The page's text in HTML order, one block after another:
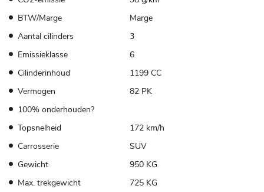
BTW/Marge
Marge
Aantal cilinders
3
Emissieklasse
6
Cilinderinhoud
1199 CC
Vermogen
82 PK
100% onderhouden?
Topsnelheid
172 km/h
Carrosserie
SUV
Gewicht
950 KG
Max. trekgewicht
725 KG